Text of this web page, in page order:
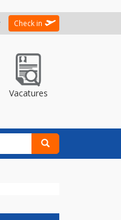
Check in
Vacatures